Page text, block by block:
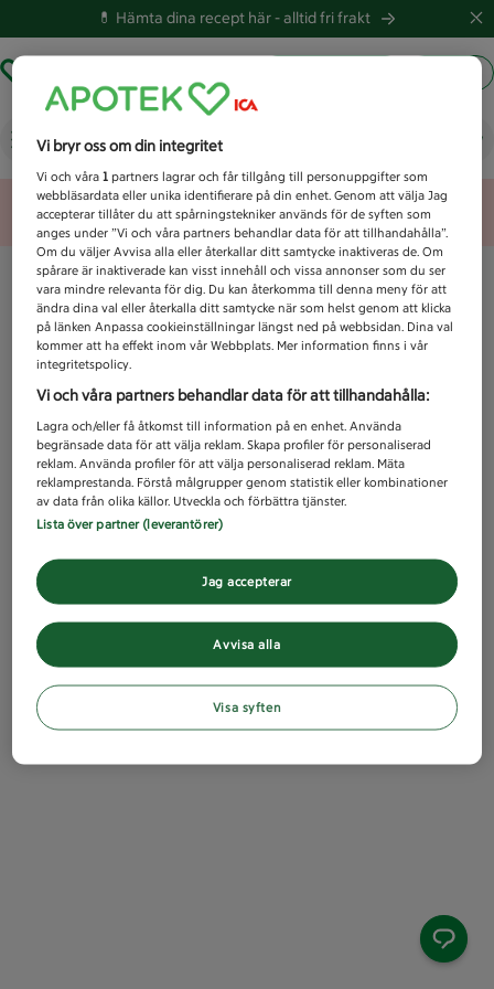
💊 Hämta dina recept här -alltid fri frakt
Vad letar du efter idag?
Unknown error
Vi bryr oss om din integritet
Vi och våra1 partners lagrar och får tillgång till personuppgifter som
webbläsardata eller unika identifierare på din enhet. Genom att välja Jag
accepterar tillåter du att spårningstekniker används för de syften som
anges under ”Vi och våra partners behandlar data för att tillhandahålla”.
Om du väljer Avvisa alla eller återkallar ditt samtycke inaktiveras de. Om
spårare är inaktiverade kan visst innehåll och vissa annonser som du ser
vara mindre relevanta för dig. Du kan återkomma till denna meny för att
ändra dina val eller återkalla ditt samtycke när som helst genom att klicka
på länken Anpassa cookieinställningar längst ned på webbsidan. Dina val
kommer att ha effekt inom vår Webbplats. Mer information finns i vår
integritetspolicy.
Vi och våra partners behandlar data för att tillhandahålla:
Lagra och/eller få åtkomst till information på en enhet. Använda
begränsade data för att välja reklam. Skapa profiler för personaliserad
reklam. Använda profiler för att välja personaliserad reklam. Mäta
reklamprestanda. Förstå målgrupper genom statistik eller kombinationer
av data från olika källor. Utveckla och förbättra tjänster.
Lista över partner (leverantörer)
Avvisa alla
Jag accepterar
Visa syften